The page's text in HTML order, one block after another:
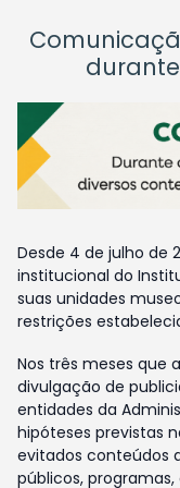
Desde 4 de julho de
institucional do
suas unidades
restrições
Nos três meses que
divulgação de
entidades da
hipóteses previstas
evitados conteúdos
públicos,